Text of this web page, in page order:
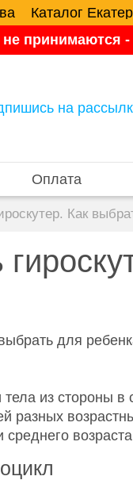
Каталог
принимаются
на
Оплата
Как
тела из стороны
разных